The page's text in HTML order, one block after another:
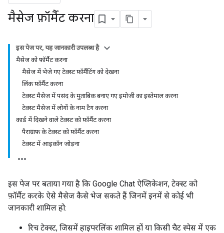
मैसेज फ़ॉर्मैट करना
इस पेज पर, यह जानकारी उपलब्ध है
मैसेज को फ़ॉर्मैट करना
मैसेज में भेजे गए टेक्स्ट फ़ॉर्मैटिंग को देखना
लिंक फ़ॉर्मैट करना
टेक्स्ट मैसेज में पसंद के मुताबिक बनाए गए इमोजी का इस्तेमाल करना
टेक्स्ट मैसेज में लोगों के नाम टैग करना
कार्ड में दिखने वाले टेक्स्ट को फ़ॉर्मैट करना
पैराग्राफ़ के टेक्स्ट को फ़ॉर्मैट करना
टेक्स्ट में आइकॉन जोड़ना
इस पेज पर बताया गया है कि Google Chat ऐप्लिकेशन, टेक्स्ट को
फ़ॉर्मैट करके ऐसे मैसेज कैसे भेज सकते हैं जिनमें इनमें से कोई भी
जानकारी शामिल हो:
रिच टेक्स्ट, जिसमें हाइपरलिंक शामिल हों या किसी चैट स्पेस में एक